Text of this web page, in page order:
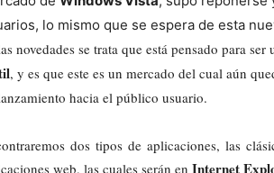
lo mismo que se espera de esta
novedades se trata que está pensado para
, y es que este es un mercado del cual aún
hacia el público usuario.
dos tipos de aplicaciones, las
web, las cuales serán en Internet